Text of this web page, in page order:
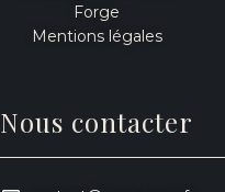
Forge
Mentions légales
Nous contacter